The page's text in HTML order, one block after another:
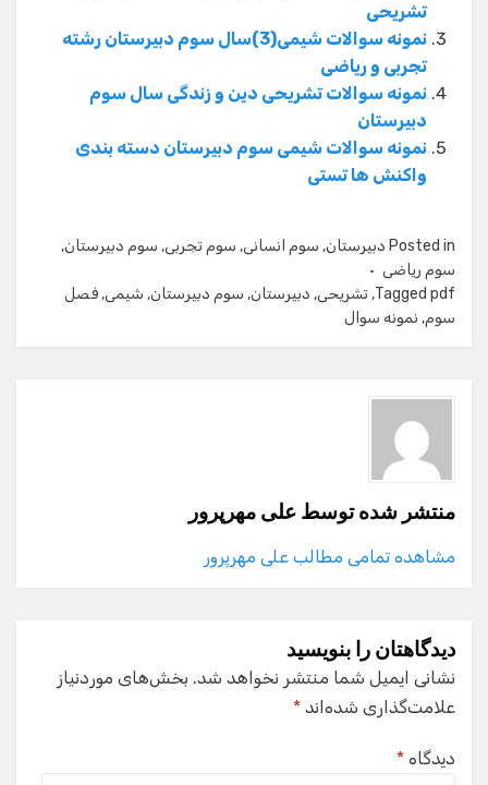
تشریحی
نمونه سوالات شیمی(3)سال سوم دبیرستان رشته
تجربی و ریاضی
نمونه سوالات تشریحی دین و زندگی سال سوم
دبیرستان
نمونه سوالات شیمی سوم دبیرستان دسته بندی
واکنش ها تستی
Posted in دبیرستان, سوم انسانی, سوم تجربی, سوم دبیرستان,
سوم ریاضی
Tagged pdf
, تشریحی, دبیرستان, سوم دبیرستان, شیمی, فصل
سوم, نمونه سوال
منتشر شده توسطعلی مهرپرور
مشاهده تمامی مطالب علی مهرپرور
دیدگاهتان را بنویسید
نشانی ایمیل شما منتشر نخواهد شد. بخش‌های موردنیاز
علامت‌گذاری شده‌اند *
دیدگاه *